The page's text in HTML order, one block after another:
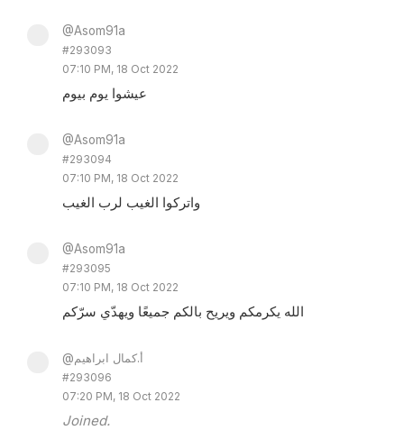
@Asom91a
#293093
07:10 PM, 18 Oct 2022
عيشوا يوم بيوم
@Asom91a
#293094
07:10 PM, 18 Oct 2022
واتركوا الغيب لرب الغيب
@Asom91a
#293095
07:10 PM, 18 Oct 2022
الله يكرمكم ويريح بالكم جميعًا ويهدّي سرّكم
@أ.كمال ابراهيم
#293096
07:20 PM, 18 Oct 2022
Joined.